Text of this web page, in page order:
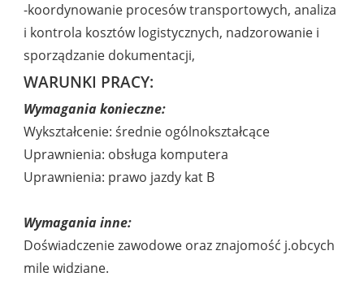
-koordynowanie procesów transportowych, analiza
i kontrola kosztów logistycznych, nadzorowanie i
sporządzanie dokumentacji,
WARUNKI PRACY:
Wymagania konieczne:
Wykształcenie: średnie ogólnokształcące
Uprawnienia: obsługa komputera
Uprawnienia: prawo jazdy kat B
Wymagania inne:
Doświadczenie zawodowe oraz znajomość j.obcych
mile widziane.